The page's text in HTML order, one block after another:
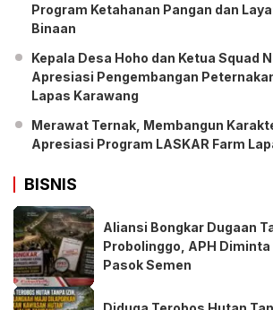
Program Ketahanan Pangan dan
Binaan
Kepala Desa Hoho dan Ketua Squad
Apresiasi Pengembangan
Lapas Karawang
Merawat Ternak, Membangun
Apresiasi Program LASKAR Farm
BISNIS
Aliansi Bongkar Dugaan
Probolinggo, APH
Pasok Semen